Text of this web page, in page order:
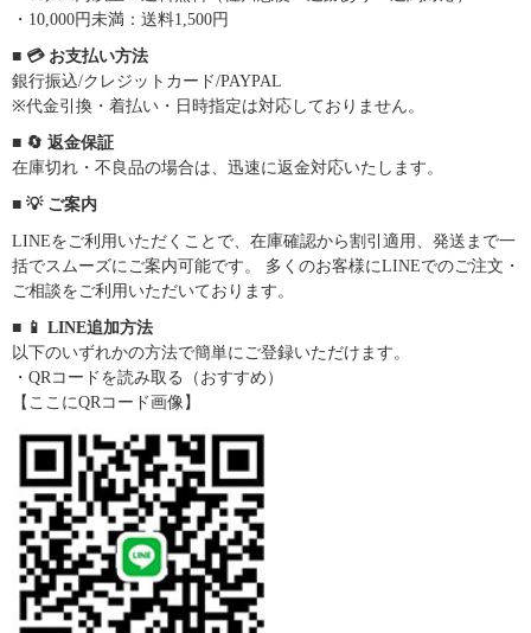
・10,000円未満：送料1,500円
■ 💳 お支払い方法
銀行振込/クレジットカード/PAYPAL
※代金引換・着払い・日時指定は対応しておりません。
■ 🔄 返金保証
在庫切れ・不良品の場合は、迅速に返金対応いたします。
■ 💡 ご案内
LINEをご利用いただくことで、在庫確認から割引適用、発送まで一
括でスムーズにご案内可能です。 多くのお客様にLINEでのご注文・
ご相談をご利用いただいております。
■ 📱 LINE追加方法
以下のいずれかの方法で簡単にご登録いただけます。
・QRコードを読み取る（おすすめ）
【ここにQRコード画像】